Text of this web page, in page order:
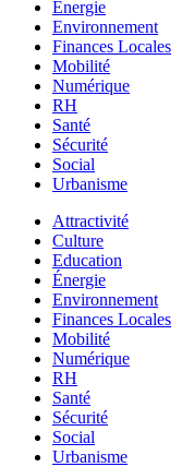
Énergie
Environnement
Finances Locales
Mobilité
Numérique
RH
Santé
Sécurité
Social
Urbanisme
Attractivité
Culture
Education
Énergie
Environnement
Finances Locales
Mobilité
Numérique
RH
Santé
Sécurité
Social
Urbanisme